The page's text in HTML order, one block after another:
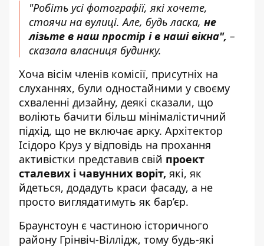
"Робіть усі фотографії, які хочете,
стоячи на вулиці. Але, будь ласка, не
лізьте в наш простір і в наші вікна", –
сказала власниця будинку.
Хоча вісім членів комісії, присутніх на
слуханнях, були одностайними у своєму
схваленні дизайну, деякі сказали, що
воліють бачити більш мінімалістичний
підхід, що не включає арку. Архітектор
Ісідоро Круз у відповідь на прохання
активістки представив свій проект
сталевих і чавунних воріт, які, як
йдеться, додадуть краси фасаду, а не
просто виглядатимуть як бар’єр.
Браунстоун є частиною історичного
району Грінвіч-Віллідж, тому будь-які